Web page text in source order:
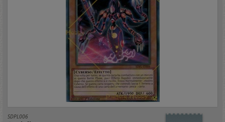
SDPL006